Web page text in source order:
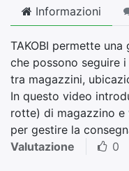
Informazioni
TAKOBI permette
che possono seguire
tra magazzini,
In questo video
rotte) di magazzino
per gestire la
Valutazione
0